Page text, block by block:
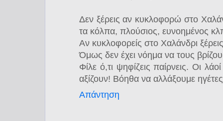
Δεν ξέρεις αν κυκλοφορώ στο
τα κόλπα, πλούσιος, ευνοημένος
Αν κυκλοφορείς στο Χαλάνδρι
Όμως δεν έχει νόημα να τους
Φίλε ό,τι ψηφίζεις παίρνεις. Οι
αξίζουν! Βόηθα να αλλάξουμε ηγέτες
Απάντηση